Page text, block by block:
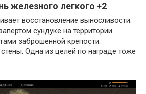
железного легкого +2
восстановление выносливости.
сундуке на территории
заброшенной крепости.
Одна из целей по награде тоже